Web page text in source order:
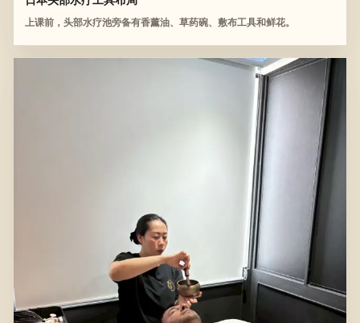
上课前，头部水疗池旁备有香薰油、草药碗、敷布工具和鲜花。